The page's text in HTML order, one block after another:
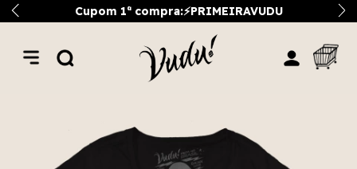
Cupom 1ª compra:⚡PRIMEIRAVUDU